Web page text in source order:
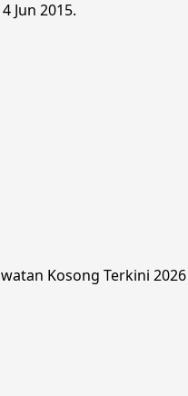
Jun 2015.
Kosong Terkini